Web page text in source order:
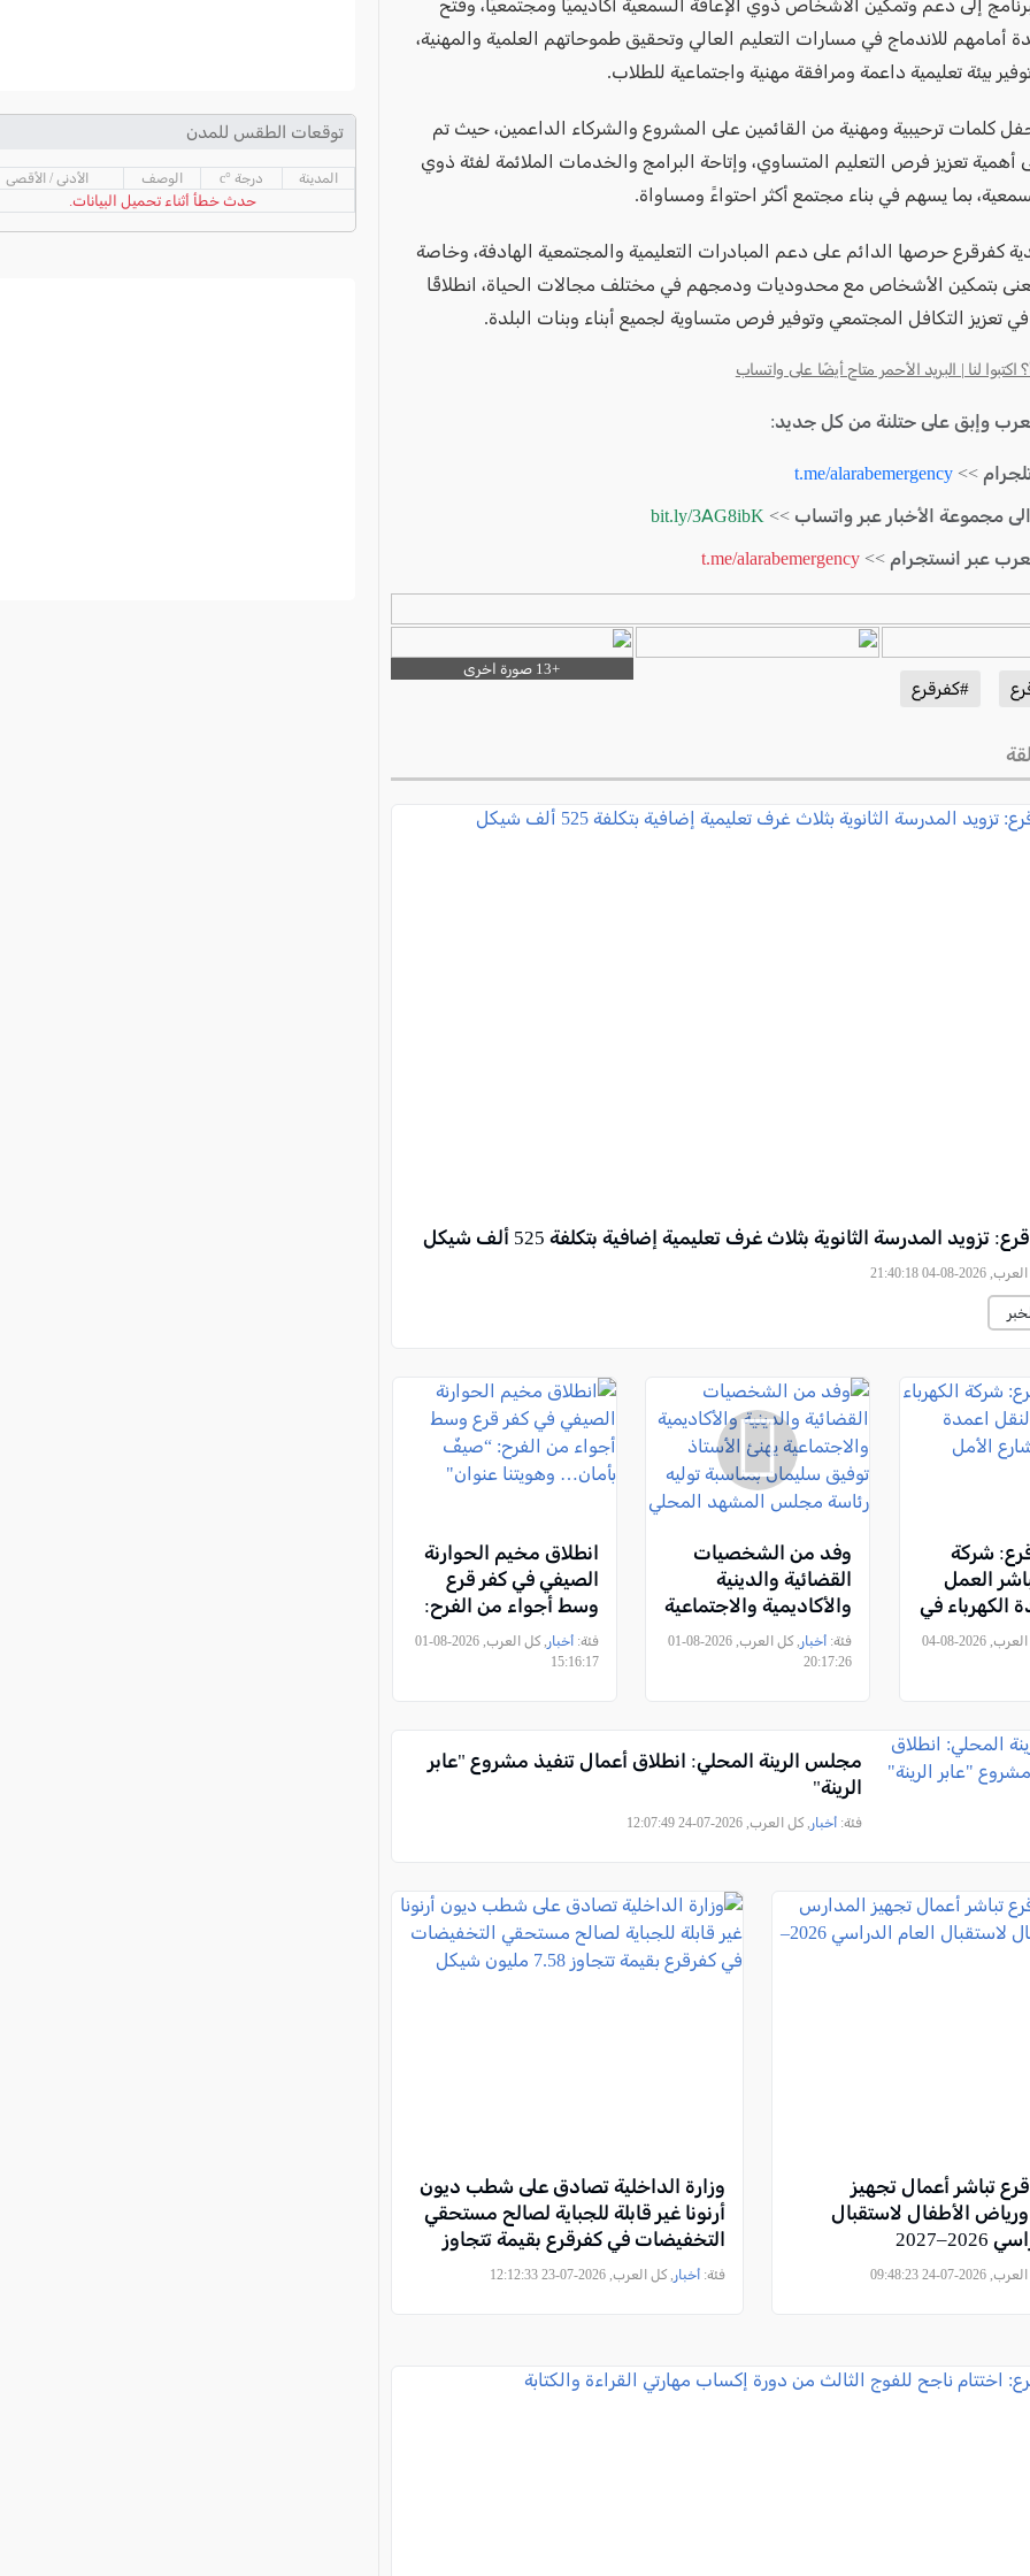
إلى دعم وتمكين الأشخاص ذوي الإعاقة السمعية أكاديميًا ومجتمعيًا، وفتح
أمامهم للاندماج في مسارات التعليم العالي وتحقيق طموحاتهم العلمية والمهنية،
بيئة تعليمية داعمة ومرافقة مهنية واجتماعية للطلاب.
كلمات ترحيبية ومهنية من القائمين على المشروع والشركاء الداعمين، حيث تم
أهمية تعزيز فرص التعليم المتساوي، وإتاحة البرامج والخدمات الملائمة لفئة ذوي
بما يسهم في بناء مجتمع أكثر احتواءً ومساواة.
كفرقرع حرصها الدائم على دعم المبادرات التعليمية والمجتمعية الهادفة، وخاصة
بتمكين الأشخاص مع محدوديات ودمجهم في مختلف مجالات الحياة، انطلاقًا
في تعزيز التكافل المجتمعي وتوفير فرص متساوية لجميع أبناء وبنات البلدة.
لنا | البريد الأحمر متاح أيضًا على واتساب
وإبق على حتلنة من كل جديد:
>>
t.me/alarabemergency
مجموعة الأخبار عبر واتساب >> bit.ly/3AG8ibK
عبر انستجرام >> t.me/alarabemergency
#كفرقرع
تزويد المدرسة الثانوية بثلاث غرف تعليمية إضافية بتكلفة 525 ألف شيكل
08-04 21:40:18
شركة
العمل
الكهرباء في
, كل العرب, 2026-08-04
وفد من الشخصيات
القضائية والدينية
والأكاديمية والاجتماعية
يهنئ الأستاذ توفيق
سليمان بمناسبة توليه
فئة: أخبار
, كل العرب, 2026-08-01
20:17:26
انطلاق مخيم الحوارنة
الصيفي في كفر قرع
وسط أجواء من الفرح:
“صيفٌ بأمان… وهويتنا
عنوان"
فئة:أخبار
, كل العرب, 2026-08-01
15:16:17
مجلس الرينة المحلي: انطلاق أعمال تنفيذ مشروع "عابر
الرينة"
فئة: أخبار , كل العرب, 2026-07-24 12:07:49
تباشر أعمال تجهيز
الأطفال لاستقبال
07-24 09:48:23
وزارة الداخلية تصادق على شطب ديون
أرنونا غير قابلة للجباية لصالح مستحقي
التخفيضات في كفرقرع بقيمة تتجاوز
7.58 مليون شيكل
فئة: أخبار , كل العرب, 2026-07-23 12:12:33
توقعات الطقس للمدن
المدينة درجة °c الوصف الأدنى / الأقصى
حدث خطأ أثناء تحميل البيانات.